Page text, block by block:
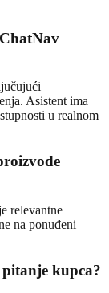
Asistent ima
u realnom
relevantne
na ponuđeni
kupca?